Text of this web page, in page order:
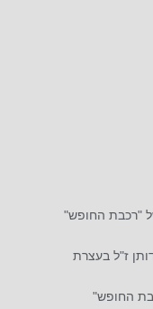
"רכבת החופש"
ז"ל בעצרת
החופש"